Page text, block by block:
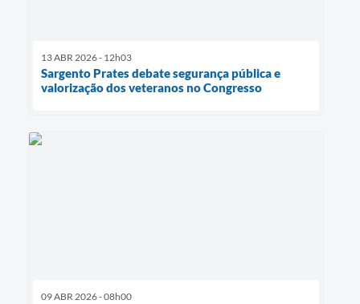
13 ABR 2026 - 12h03
Sargento Prates debate segurança pública e
valorização dos veteranos no Congresso
09 ABR 2026 - 08h00